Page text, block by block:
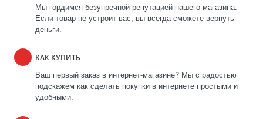
Мы гордимся безупречной репутацией нашего магазина.
Если товар не устроит вас, вы всегда сможете вернуть
деньги.
КАК КУПИТЬ
Ваш первый заказ в интернет-магазине? Мы с радостью
подскажем как сделать покупки в интернете простыми и
удобными.